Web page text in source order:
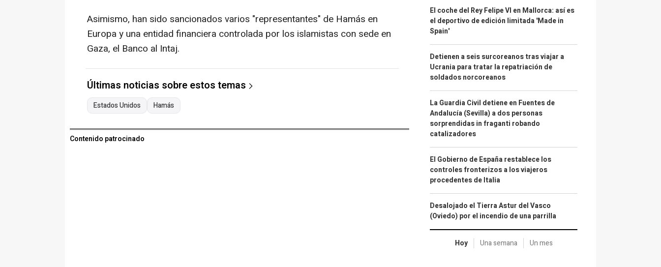
Asimismo, han sido sancionados varios "representantes" de Hamás en
Europa y una entidad financiera controlada por los islamistas con sede en
Gaza, el Banco al Intaj.
Últimas noticias sobre estos temas
Estados Unidos Hamás
Contenido patrocinado
El coche del Rey Felipe VI en Mallorca: así es
el deportivo de edición limitada 'Made in
Spain'
Detienen a seis surcoreanos tras viajar a
Ucrania para tratar la repatriación de
soldados norcoreanos
La Guardia Civil detiene en Fuentes de
Andalucía (Sevilla) a dos personas
sorprendidas in fraganti robando
catalizadores
El Gobierno de España restablece los
controles fronterizos a los viajeros
procedentes de Italia
Desalojado el Tierra Astur del Vasco
(Oviedo) por el incendio de una parrilla
Hoy Una semana Un mes